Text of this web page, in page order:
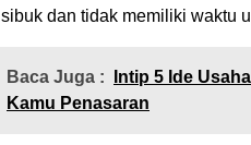
sibuk dan tidak memiliki waktu
Baca Juga :
Intip 5 Ide
Kamu Penasaran